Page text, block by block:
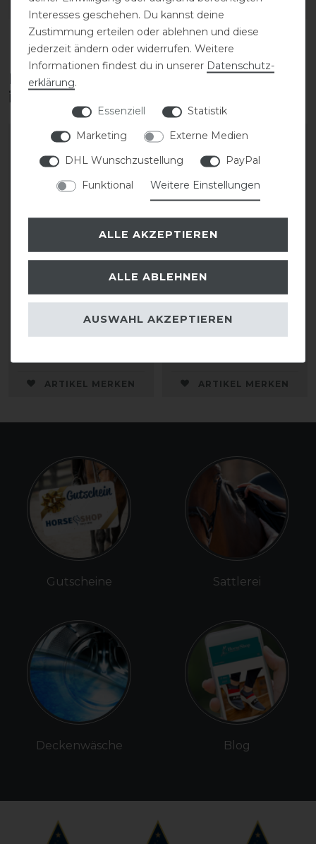
DETAILS ZUR PRODUKTSICHERHEIT
Diese Produkte könnten dich auch
interessieren
Wellington Velvet Pearls
Fliegenhaube
ARTIKEL MERKEN
Wellington big stone &
perl
ARTIKEL MERKEN
Gutscheine
Deckenwäsche
Sattlerei
Blog
Interesses geschehen. Du kannst deine
Zustimmung erteilen oder ablehnen und diese
jederzeit ändern oder widerrufen. Weitere
Informationen findest du in unserer Daten­schutz­
erklärung.
Essenziell
Statistik
Marketing
Externe Medien
DHL Wunschzustellung
PayPal
Funktional
Weitere Einstellungen
ALLE AKZEPTIEREN
ALLE ABLEHNEN
AUSWAHL AKZEPTIEREN